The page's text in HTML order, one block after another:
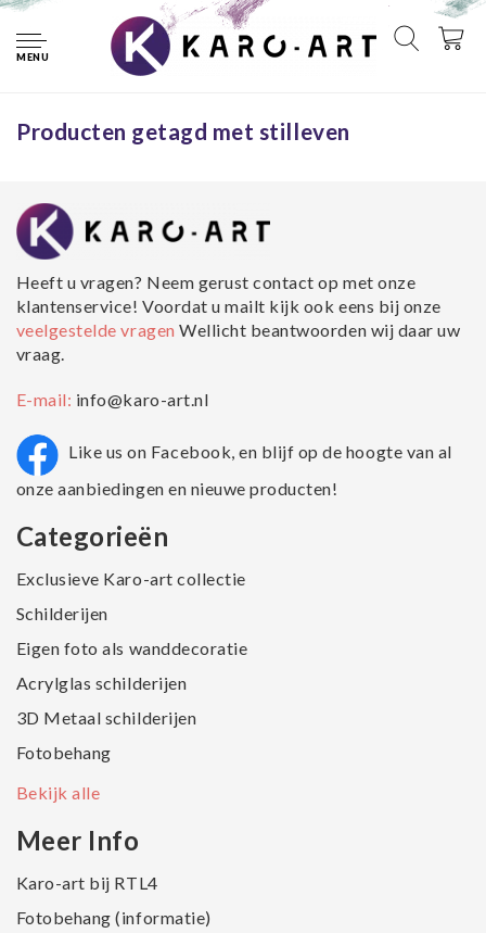
MENU
stilleven
Geen producten gevonden!...
Producten getagd met stilleven
Heeft u vragen? Neem gerust contact op met onze
klantenservice! Voordat u mailt kijk ook eens bij onze
veelgestelde vragenWellicht beantwoorden wij daar uw
vraag.
E-mail: info@karo-art.nl
Like us on Facebook, en blijf op de hoogte van al
onze aanbiedingen en nieuwe producten!
Categorieën
Exclusieve Karo-art collectie
Schilderijen
Eigen foto als wanddecoratie
Acrylglas schilderijen
3D Metaal schilderijen
Fotobehang
Bekijk alle
Meer Info
Karo-art bij RTL4
Fotobehang (informatie)